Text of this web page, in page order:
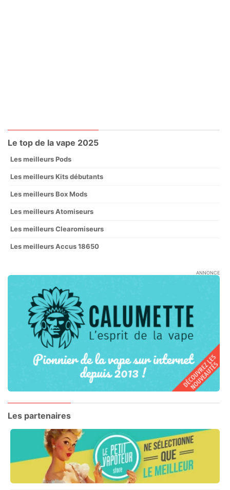
Le top de la vape 2025
Les meilleurs Pods
Les meilleurs Kits débutants
Les meilleurs Box Mods
Les meilleurs Atomiseurs
Les meilleurs Clearomiseurs
Les meilleurs Accus 18650
ANNONCE
Les partenaires